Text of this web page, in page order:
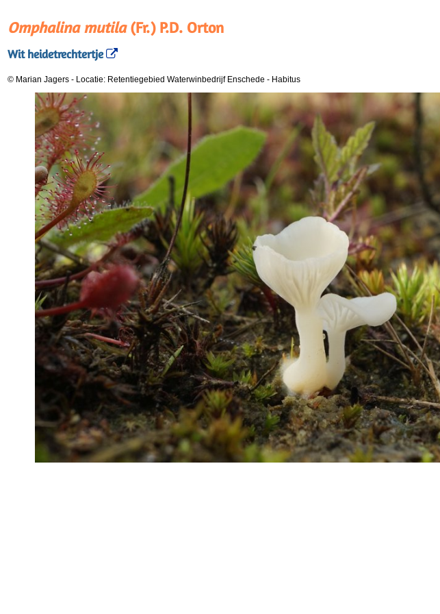
Omphalina mutila(Fr.) P.D. Orton
Wit heidetrechtertje
© Marian Jagers - Locatie: Retentiegebied Waterwinbedrijf Enschede - Habitus